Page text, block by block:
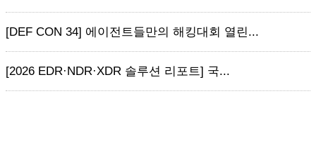
[DEF CON 34] 에이전트들만의 해킹대회 열린...
[2026 EDR·NDR·XDR 솔루션 리포트] 국...